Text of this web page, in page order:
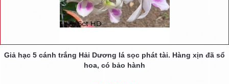
Giả hạc 5 cánh trắng Hải Dương lá sọc phát tài. Hàng xịn đã sổ
hoa, có bảo hành